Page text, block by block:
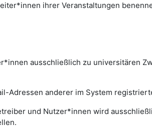
ihrer Veranstaltungen
ausschließlich zu universitären
Adressen anderer im System
und Nutzer*innen wird